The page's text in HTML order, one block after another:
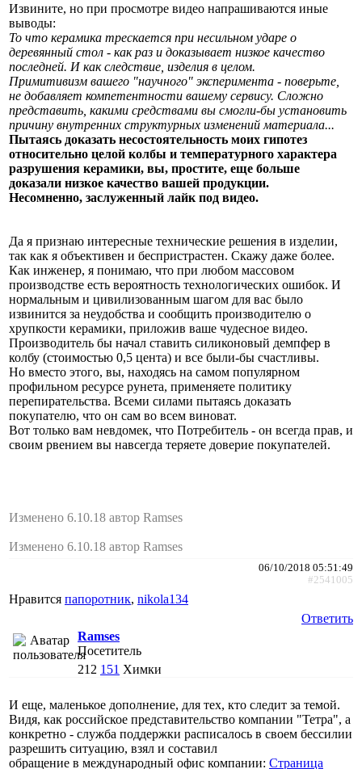
Извините, но при просмотре видео напрашиваются иные
выводы:
То что керамика трескается при несильном ударе о
деревянный стол - как раз и доказывает низкое качество
последней. И как следствие, изделия в целом.
Примитивизм вашего "научного" эксперимента - поверьте,
не добавляет компетентности вашему сервису. Сложно
представить, какими средствами вы смогли-бы установить
причину внутренних структурных изменений материала...
Пытаясь доказать несостоятельность моих гипотез
относительно целой колбы и температурного характера
разрушения керамики, вы, простите, еще больше
доказали низкое качество вашей продукции.
Несомненно, заслуженный лайк под видео.
Да я признаю интересные технические решения в изделии,
так как я объективен и беспристрастен. Скажу даже более.
Как инженер, я понимаю, что при любом массовом
производстве есть вероятность технологических ошибок. И
нормальным и цивилизованным шагом для вас было
извинится за неудобства и сообщить производителю о
хрупкости керамики, приложив ваше чудесное видео.
Производитель бы начал ставить силиконовый демпфер в
колбу (стоимостью 0,5 цента) и все были-бы счастливы.
Но вместо этого, вы, находясь на самом популярном
профильном ресурсе рунета, применяете политику
перепирательства. Всеми силами пытаясь доказать
покупателю, что он сам во всем виноват.
Вот только вам невдомек, что Потребитель - он всегда прав, и
своим рвением вы навсегда теряете доверие покупателей.
Изменено 6.10.18 автор Ramses
Изменено 6.10.18 автор Ramses
06/10/2018 05:51:49
#2541005
Нравится папоротник, nikola134
Ответить
Ramses
Посетитель
212 151 Химки
И еще, маленькое дополнение, для тех, кто следит за темой.
Видя, как российское представительство компании "Тетра", а
конкретно - служба поддержки расписалось в своем бессилии
разрешить ситуацию, взял и составил
обращение в международный офис компании: Страница